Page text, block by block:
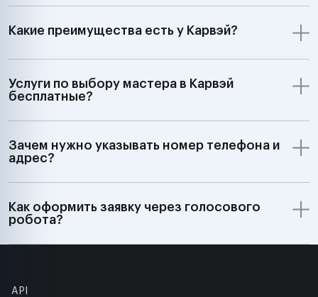
Какие преимущества есть у Карвэй?
Услуги по выбору мастера в Карвэй
бесплатные?
Зачем нужно указывать номер телефона и
адрес?
Как оформить заявку через голосового
робота?
API